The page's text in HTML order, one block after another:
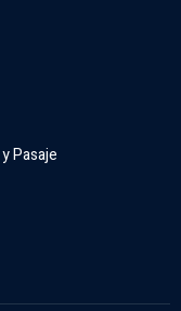
Pasaje